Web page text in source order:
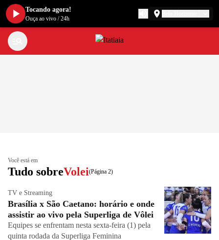
Você está em
Tudo sobreVolei(Página 2)
TV e Streaming
Brasília x São Caetano: horário e onde
assistir ao vivo pela Superliga de Vôlei
Equipes se enfrentam nesta sexta-feira (1) pela
quinta rodada da Superliga Feminina
Tocando agora!
Ouça ao vivo /24h